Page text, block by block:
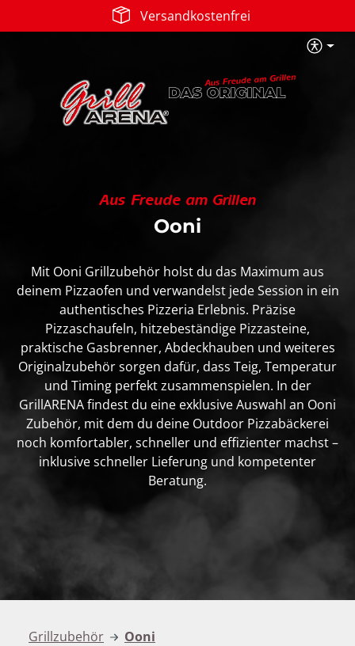
Zum Hauptinhalt springenVersandkostenfrei
Aus Freude am Grillen
Ooni
Mit Ooni Grillzubehör holst du das Maximum aus
deinem Pizzaofen und verwandelst jede Session in ein
authentisches Pizzeria Erlebnis. Präzise
Pizzaschaufeln, hitzebeständige Pizzasteine,
praktische Gasbrenner, Abdeckhauben und weiteres
Originalzubehör sorgen dafür, dass Teig, Temperatur
und Timing perfekt zusammenspielen. In der
GrillARENA findest du eine exklusive Auswahl an Ooni
Zubehör, mit dem du deine Outdoor Pizzabäckerei
noch komfortabler, schneller und effizienter machst –
inklusive schneller Lieferung und kompetenter
Beratung.
Grillzubehör Ooni